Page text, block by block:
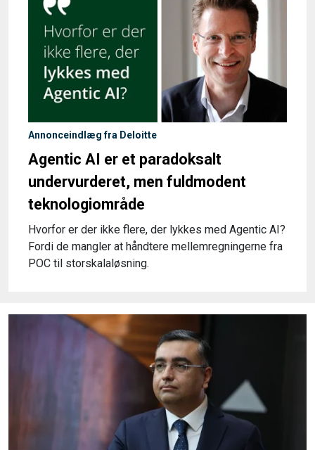
Annonceindlæg fra Deloitte
Agentic AI er et paradoksalt
undervurderet, men fuldmodent
teknologiområde
Hvorfor er der ikke flere, der lykkes med Agentic AI?
Fordi de mangler at håndtere mellemregningerne fra
POC til storskalaløsning.